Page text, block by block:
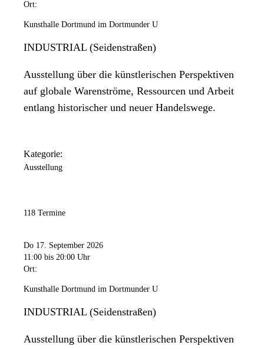
Ort:
Kunsthalle Dortmund im Dortmunder U
INDUSTRIAL (Seidenstraßen)
Ausstellung über die künstlerischen Perspektiven
auf globale Warenströme, Ressourcen und Arbeit
entlang historischer und neuer Handelswege.
Kategorie:
Ausstellung
118 Termine
Do 17. September 2026
11:00 bis 20:00 Uhr
Ort:
Kunsthalle Dortmund im Dortmunder U
INDUSTRIAL (Seidenstraßen)
Ausstellung über die künstlerischen Perspektiven